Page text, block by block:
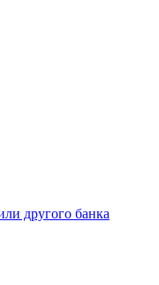
другого банка